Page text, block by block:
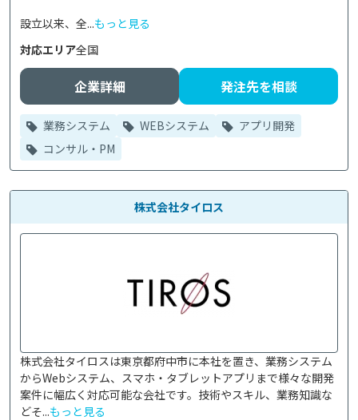
設立以来、全...もっと見る
対応エリア全国
企業詳細 発注先を相談
業務システム WEBシステム
アプリ開発
コンサル・PM
株式会社タイロス
株式会社タイロスは東京都府中市に本社を置き、業務システム
からWebシステム、スマホ・タブレットアプリまで様々な開発
案件に幅広く対応可能な会社です。技術やスキル、業務知識な
どそ...もっと見る